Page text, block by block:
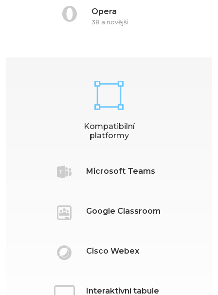
Opera
38 a novější
Kompatibilní
platformy
Microsoft Teams
Google Classroom
Cisco Webex
Interaktivní tabule